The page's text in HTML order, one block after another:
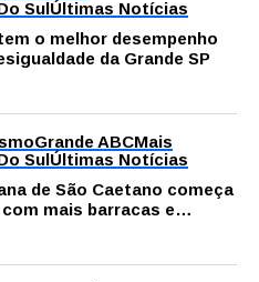
SulÚltimas Notícias
o melhor desempenho
da Grande SP
Grande ABCMais
SulÚltimas Notícias
de São Caetano começa
mais barracas e
e atrações